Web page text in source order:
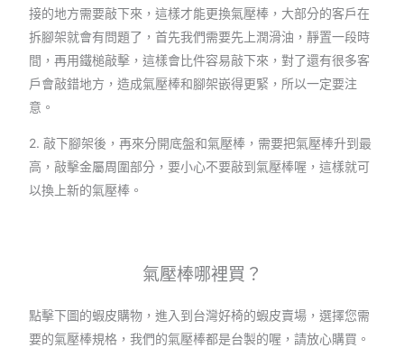
接的地方需要敲下來，這樣才能更換氣壓棒，大部分的客戶在
拆腳架就會有問題了，首先我們需要先上潤滑油，靜置一段時
間，再用鐵槌敲擊，這樣會比件容易敲下來，對了還有很多客
戶會敲錯地方，造成氣壓棒和腳架嵌得更緊，所以一定要注
意。
2. 敲下腳架後，再來分開底盤和氣壓棒，需要把氣壓棒升到最
高，敲擊金屬周圍部分，要小心不要敲到氣壓棒喔，這樣就可
以換上新的氣壓棒。
氣壓棒哪裡買？
點擊下圖的蝦皮購物，進入到台灣好椅的蝦皮賣場，選擇您需
要的氣壓棒規格，我們的氣壓棒都是台製的喔，請放心購買。